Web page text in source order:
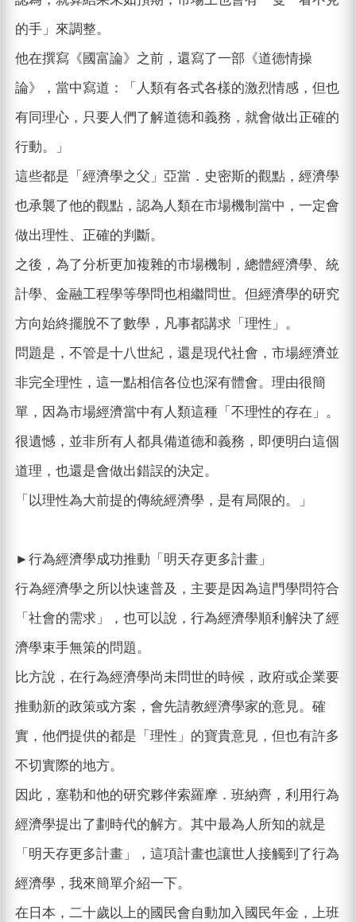
的手」來調整。
他在撰寫《國富論》之前，還寫了一部《道德情操
論》，當中寫道：「人類有各式各樣的激烈情感，但也
有同理心，只要人們了解道德和義務，就會做出正確的
行動。」
這些都是「經濟學之父」亞當．史密斯的觀點，經濟學
也承襲了他的觀點，認為人類在市場機制當中，一定會
做出理性、正確的判斷。
之後，為了分析更加複雜的市場機制，總體經濟學、統
計學、金融工程學等學問也相繼問世。但經濟學的研究
方向始終擺脫不了數學，凡事都講求「理性」。
問題是，不管是十八世紀，還是現代社會，市場經濟並
非完全理性，這一點相信各位也深有體會。理由很簡
單，因為市場經濟當中有人類這種「不理性的存在」。
很遺憾，並非所有人都具備道德和義務，即便明白這個
道理，也還是會做出錯誤的決定。
「以理性為大前提的傳統經濟學，是有局限的。」
►行為經濟學成功推動「明天存更多計畫」
行為經濟學之所以快速普及，主要是因為這門學問符合
「社會的需求」，也可以說，行為經濟學順利解決了經
濟學束手無策的問題。
比方說，在行為經濟學尚未問世的時候，政府或企業要
推動新的政策或方案，會先請教經濟學家的意見。確
實，他們提供的都是「理性」的寶貴意見，但也有許多
不切實際的地方。
因此，塞勒和他的研究夥伴索羅摩．班納齊，利用行為
經濟學提出了劃時代的解方。其中最為人所知的就是
「明天存更多計畫」，這項計畫也讓世人接觸到了行為
經濟學，我來簡單介紹一下。
在日本，二十歲以上的國民會自動加入國民年金，上班